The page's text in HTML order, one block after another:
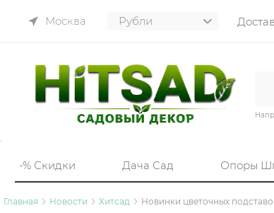
Москва
-% Скидки Дача Сад Опоры
Главная Новости Хитсад Новинки цветочных